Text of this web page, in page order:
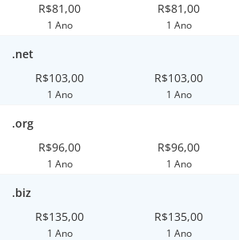
R$81,00
1 Ano
R$81,00
1 Ano
.net
R$103,00
1 Ano
R$103,00
1 Ano
.org
R$96,00
1 Ano
R$96,00
1 Ano
.biz
R$135,00
1 Ano
R$135,00
1 Ano